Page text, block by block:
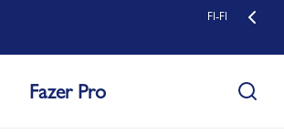
FI-FI
Fazer Pro